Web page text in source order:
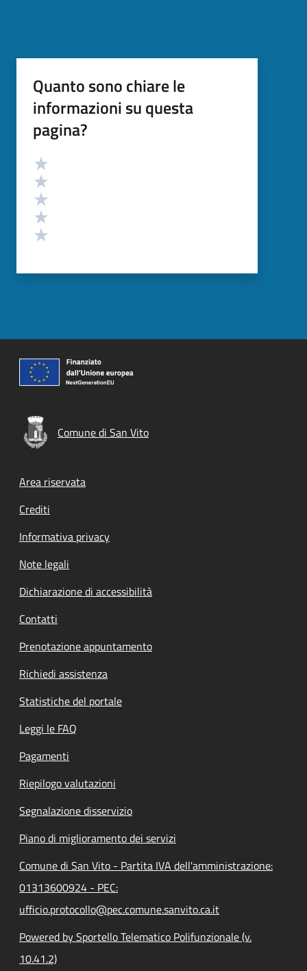
Quanto sono chiare le
informazioni su questa
pagina?
Valutazione
Comune di San Vito
Footer menu
Area riservata
Crediti
Informativa privacy
Note legali
Dichiarazione di accessibilità
Contatti
Prenotazione appuntamento
Richiedi assistenza
Statistiche del portale
Leggi le FAQ
Pagamenti
Riepilogo valutazioni
Segnalazione disservizio
Piano di miglioramento dei servizi
Comune di San Vito - Partita IVA dell'amministrazione:
01313600924 - PEC:
ufficio.protocollo@pec.comune.sanvito.ca.it
Powered by Sportello Telematico Polifunzionale (v.
10.41.2)